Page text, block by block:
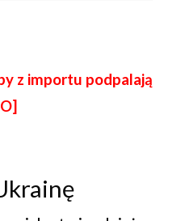
z importu podpalają